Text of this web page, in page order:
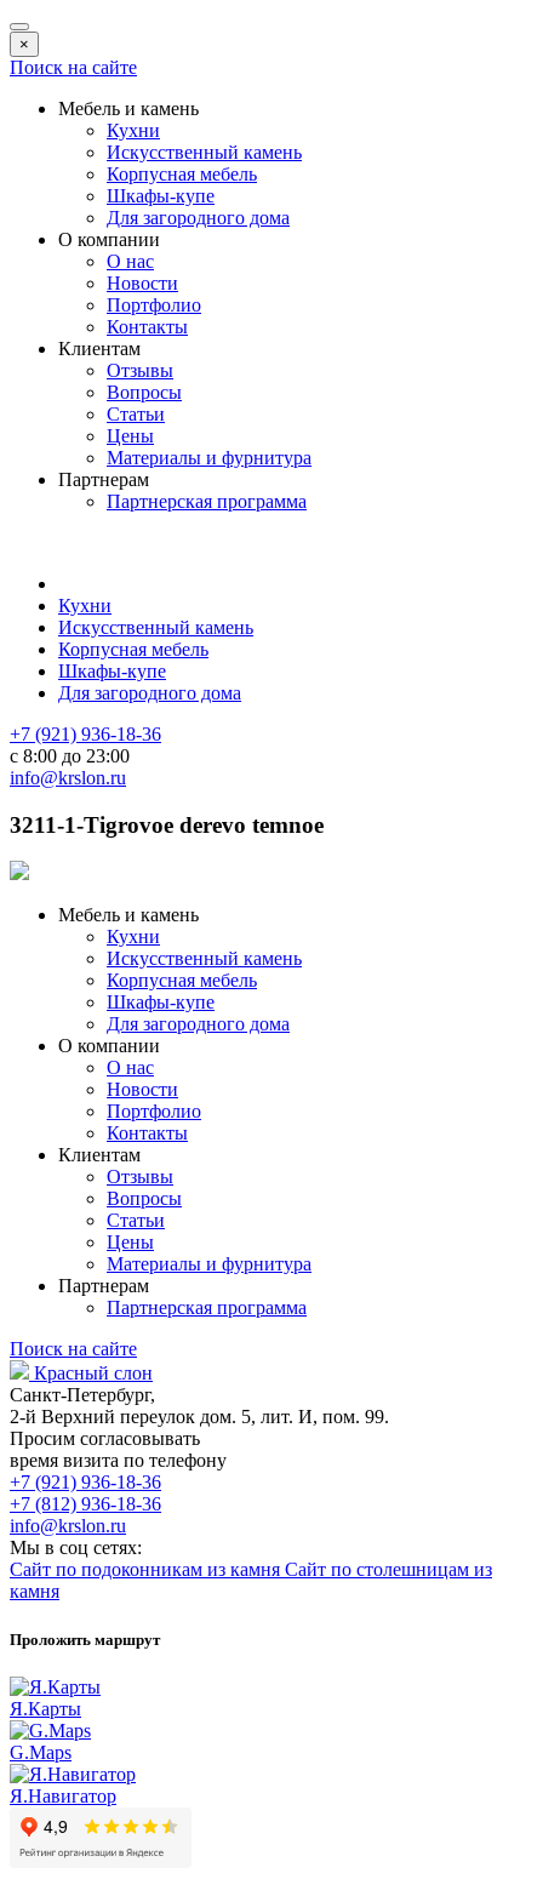
×
Поиск на сайте
Мебель и камень
Кухни
Искусственный камень
Корпусная мебель
Шкафы-купе
Для загородного дома
О компании
О нас
Новости
Портфолио
Контакты
Клиентам
Отзывы
Вопросы
Статьи
Цены
Материалы и фурнитура
Партнерам
Партнерская программа
Кухни
Искусственный камень
Корпусная мебель
Шкафы-купе
Для загородного дома
+7 (921) 936-18-36
с 8:00 до 23:00
info@krslon.ru
3211-1-Tigrovoe derevo temnoe
Мебель и камень
Кухни
Искусственный камень
Корпусная мебель
Шкафы-купе
Для загородного дома
О компании
О нас
Новости
Портфолио
Контакты
Клиентам
Отзывы
Вопросы
Статьи
Цены
Материалы и фурнитура
Партнерам
Партнерская программа
Поиск на сайте
Красный слон
Санкт-Петербург,
2-й Верхний переулок дом. 5, лит. И, пом. 99.
Просим согласовывать
время визита по телефону
+7 (921) 936-18-36
+7 (812) 936-18-36
info@krslon.ru
Мы в соц сетях:
Сайт по подоконникам из камня Сайт по столешницам из
камня
Проложить маршрут
Я.Карты
G.Maps
Я.Навигатор